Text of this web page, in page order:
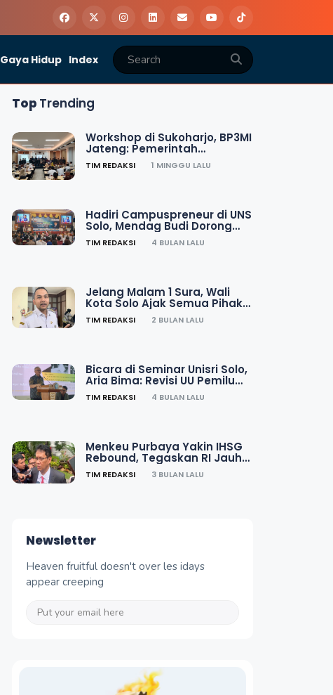
Gaya Hidup Index
Top Trending
Workshop di Sukoharjo, BP3MI
Jateng: Pemerintah
Targetkan 40.000 Pekerja
Migran
TIM REDAKSI 1 MINGGU LALU
Hadiri Campuspreneur di UNS
Solo, Mendag Budi Dorong
Mahasiswa Jadi Pengusaha
TIM REDAKSI 4 BULAN LALU
Jelang Malam 1 Sura, Wali
Kota Solo Ajak Semua Pihak
Jaga Kesakralan Tradisi
TIM REDAKSI 2 BULAN LALU
Bicara di Seminar Unisri Solo,
Aria Bima: Revisi UU Pemilu
Rampung Tahun Ini
TIM REDAKSI 4 BULAN LALU
Menkeu Purbaya Yakin IHSG
Rebound, Tegaskan RI Jauh
dari Krisis 1998
TIM REDAKSI 3 BULAN LALU
Newsletter
Heaven fruitful doesn't over les idays
appear creeping